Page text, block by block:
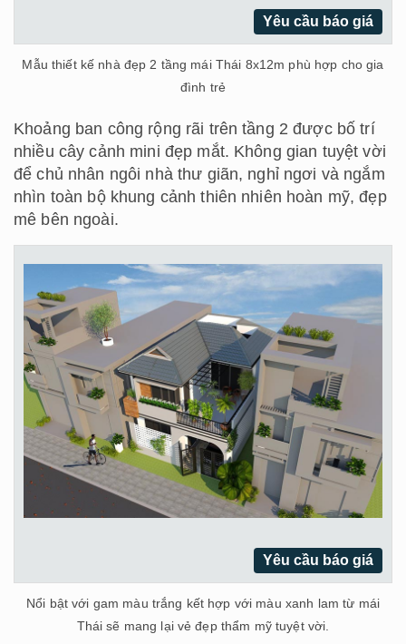
Yêu cầu báo giá
Mẫu thiết kế nhà đẹp 2 tầng mái Thái 8x12m phù hợp cho gia
đình trẻ
Khoảng ban công rộng rãi trên tầng 2 được bố trí
nhiều cây cảnh mini đẹp mắt. Không gian tuyệt vời
để chủ nhân ngôi nhà thư giãn, nghỉ ngơi và ngắm
nhìn toàn bộ khung cảnh thiên nhiên hoàn mỹ, đẹp
mê bên ngoài.
Yêu cầu báo giá
Nổi bật với gam màu trắng kết hợp với màu xanh lam từ mái
Thái sẽ mang lại vẻ đẹp thẩm mỹ tuyệt vời.